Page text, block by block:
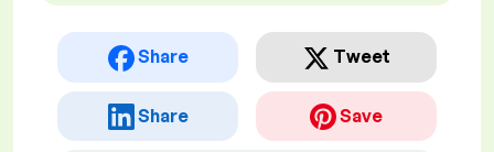
Share Tweet
Share Save